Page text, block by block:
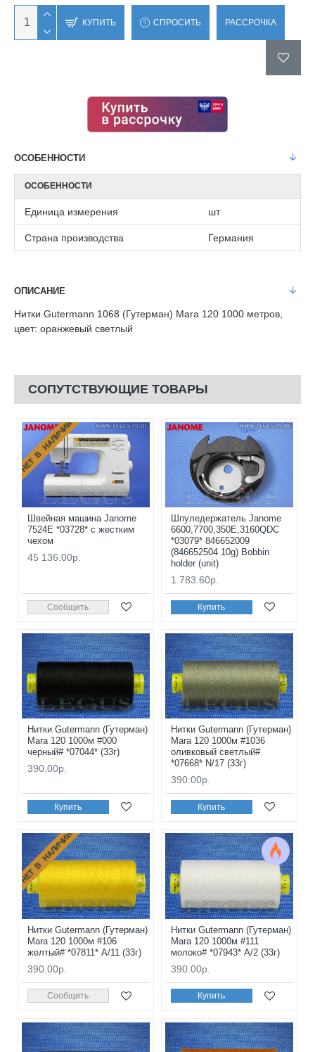
КУПИТЬ СПРОСИТЬ РАССРОЧКА
ОСОБЕННОСТИ
ОСОБЕННОСТИ
Единица измерения шт
Страна производства Германия
ОПИСАНИЕ
Нитки Gutermann 1068 (Гутерман) Mara 120 1000 метров,
цвет: оранжевый светлый
СОПУТСТВУЮЩИЕ ТОВАРЫ
НЕТ В НАЛИЧИИ
Швейная машина Janome
7524E *03728* с жестким
чехом
45 136.00р.
Сообщить
Шпуледержатель Janome
6600,7700,350E,3160QDC
*03079* 846652009
(846652504 10g) Bobbin
holder (unit)
1 783.60р.
Купить
Нитки Gutermann (Гутерман)
Mara 120 1000м #000
черный# *07044* (33г)
390.00р.
Купить
Нитки Gutermann (Гутерман)
Mara 120 1000м #1036
оливковый светлый#
*07668* N/17 (33г)
390.00р.
Купить
НЕТ В НАЛИЧИИ
Нитки Gutermann (Гутерман)
Mara 120 1000м #106
желтый# *07811* A/11 (33г)
390.00р.
Сообщить
Нитки Gutermann (Гутерман)
Mara 120 1000м #111
молоко# *07943* A/2 (33г)
390.00р.
Купить